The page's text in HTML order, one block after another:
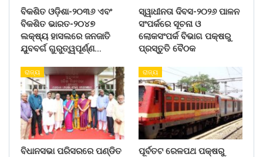
ବିକଶିତ ଓଡ଼ିଶା-୨୦୩୬ ଏବଂ
ବିକଶିତ ଭାରତ-୨୦୪୭
ଲକ୍ଷ୍ୟ ହାସଲରେ ଜନଜାତି
ଯୁବବର୍ଗ ଗୁରୁତ୍ୱପୂର୍ଣ୍ଣ…
ସ୍ୱାଧୀନତା ଦିବସ-୨୦୨୬ ପାଳନ
ସଂପର୍କରେ ସୂଚନା ଓ
ଲୋକସଂପର୍କ ବିଭାଗ ପକ୍ଷରୁ
ପ୍ରସ୍ତୁତି ବୈଠକ
ରାଜ୍ୟ
ବିଧାନସଭା ପରିସରରେ ପଣ୍ଡିତ
ରାଜ୍ୟ
ପୂର୍ବତଟ ରେଳପଥ ପକ୍ଷରୁ